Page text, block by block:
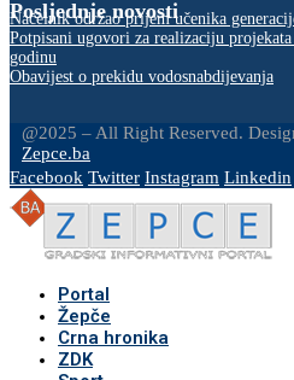
Posljednje novosti
Načelnik održao prijem učenika
Potpisani ugovori za realizaciju
godinu
Obavijest o prekidu vodosnabdijevanja
@2025 – All Right Reserved.
Zepce.ba
Facebook Twitter Instagram Linkedin
Portal
Žepče
Crna hronika
ZDK